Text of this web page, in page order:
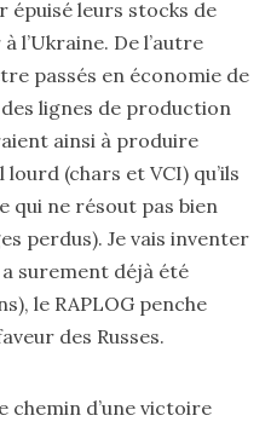
épuisé leurs stocks de
l’Ukraine. De l’autre
passés en économie de
lignes de production
ainsi à produire
(chars et VCI) qu’ils
qui ne résout pas bien
perdus). Je vais inventer
surement déjà été
le RAPLOG penche
des Russes.
chemin d’une victoire